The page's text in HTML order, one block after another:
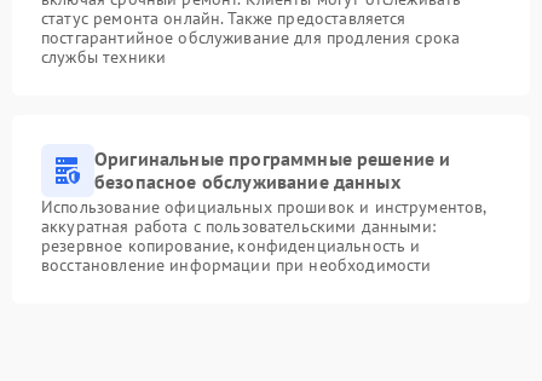
статус ремонта онлайн. Также предоставляется
постгарантийное обслуживание для продления срока
службы техники
Оригинальные программные решение и
безопасное обслуживание данных
Использование официальных прошивок и инструментов,
аккуратная работа с пользовательскими данными:
резервное копирование, конфиденциальность и
восстановление информации при необходимости